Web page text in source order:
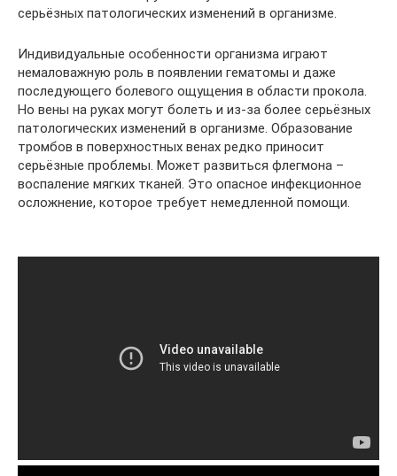
серьёзных патологических изменений в организме.
Индивидуальные особенности организма играют
немаловажную роль в появлении гематомы и даже
последующего болевого ощущения в области прокола.
Но вены на руках могут болеть и из-за более серьёзных
патологических изменений в организме. Образование
тромбов в поверхностных венах редко приносит
серьёзные проблемы. Может развиться флегмона –
воспаление мягких тканей. Это опасное инфекционное
осложнение, которое требует немедленной помощи.